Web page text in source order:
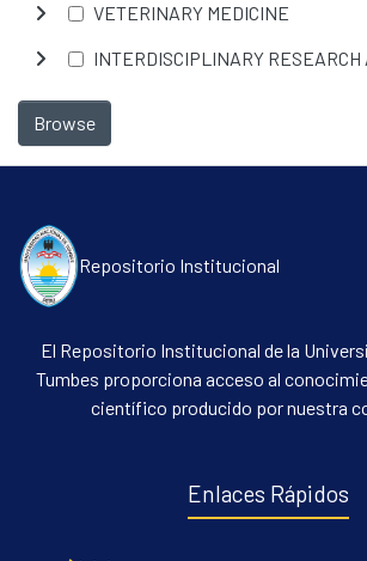
Communities & Collections
VETERINARY MEDICINE
INTERDISCIPLINARY RESEARCH
Browse
Repositorio Institucional
El Repositorio Institucional de la
Tumbes proporciona acceso al
científico producido por nuestra
Enlaces Rápidos